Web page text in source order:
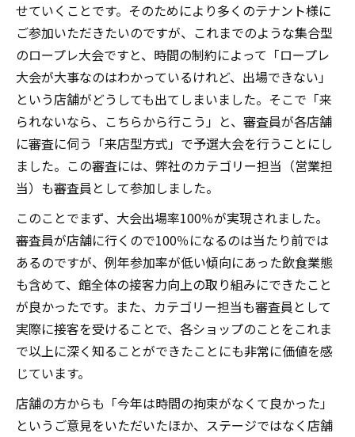
せていくことです。そのためにより多くのテナント様に
ご参加いただきたいのですが、これまでのような集合型
のロープレ大会ですと、時間の制約によって「ロープレ
大会が大事なのはわかっているけれど、出場できない」
という店舗がどうしても出てしまいました。そこで「来
られないなら、こちらから行こう」と、審査員が各店舗
に審査に伺う「来店型方式」で予選大会を行うことにし
ました。この審査には、弊社のカテゴリー担当（営業担
当）も審査員として参加しました。
このことでまず、大会出場率100％が実現されました。
審査員が店舗に行くので100％になるのは当たり前では
あるのですが、例年参加率が低い傾向にあった飲食業態
も含めて、館全体の接客力向上の取り組みにできたこと
が良かったです。また、カテゴリー担当も審査員として
実際に接客を受けることで、各ショップのことをこれま
で以上に深く知ることができたことにも非常に価値を感
じています。
店舗の方からも「今年は時間の拘束がなくて良かった」
というご意見をいただいたほか、ステージではなく店舗